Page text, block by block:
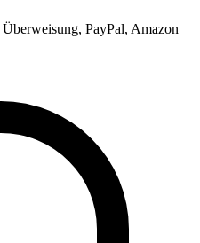
Überweisung, PayPal, Amazon